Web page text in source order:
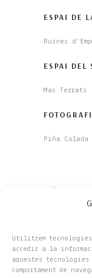
Utilitzem tecnologies
accedir a la
aquestes tecnologies
comportament de
ESPAI DE
Ruïnes
ESPAI DEL
Mas Terrats
Piña Colada